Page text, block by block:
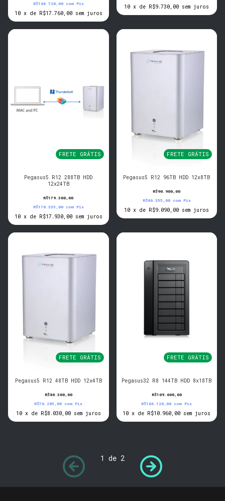
R$168.720,00 com Pix
10 x de R$17.760,00 sem juros
10 x de R$9.730,00 sem juros
FRETE GRÁTIS
Pegasus5 R12 288TB HDD
12x24TB
R$179.300,00
R$170.335,00 com Pix
10 x de R$17.930,00 sem juros
FRETE GRÁTIS
Pegasus5 R12 96TB HDD 12x8TB
R$90.900,00
R$86.355,00 com Pix
10 x de R$9.090,00 sem juros
FRETE GRÁTIS
Pegasus5 R12 48TB HDD 12x4TB
R$80.300,00
R$76.285,00 com Pix
10 x de R$8.030,00 sem juros
FRETE GRÁTIS
Pegasus32 R8 144TB HDD 8x18TB
R$109.600,00
R$104.120,00 com Pix
10 x de R$10.960,00 sem juros
1 de 2